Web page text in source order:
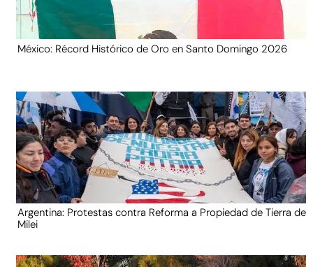
México: Récord Histórico de Oro en Santo Domingo 2026
Argentina: Protestas contra Reforma a Propiedad de Tierra de
Milei